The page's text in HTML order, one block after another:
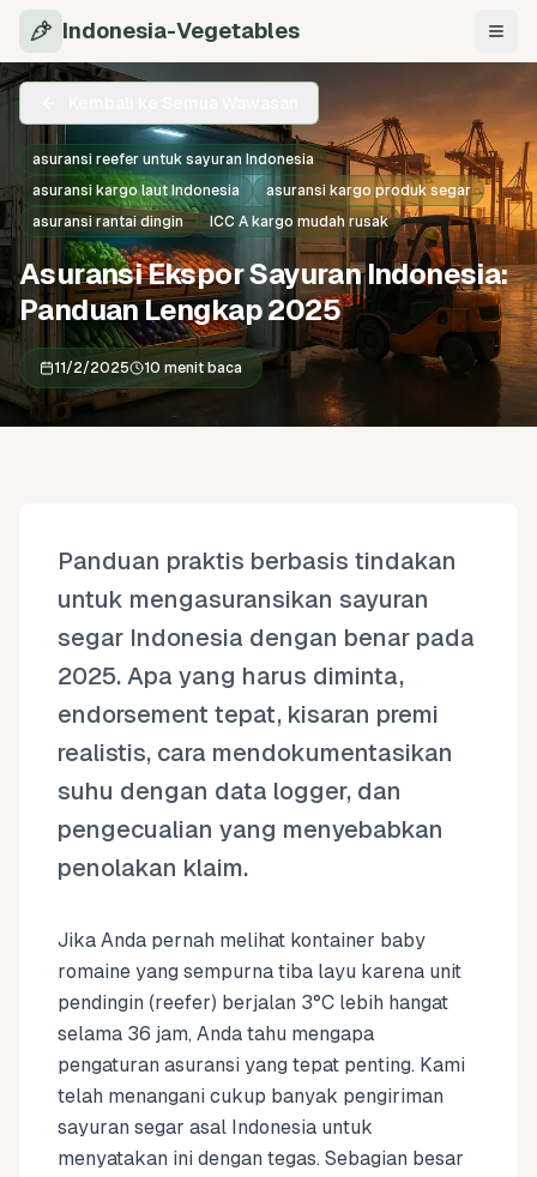
Indonesia-Vegetables
asuransi reefer untuk sayuran Indonesia
asuransi kargo laut Indonesia
asuransi kargo produk segar
asuransi rantai dingin
ICC A kargo mudah rusak
Asuransi Ekspor Sayuran Indonesia:
Panduan Lengkap 2025
11/2/2025 10 menit baca
Panduan praktis berbasis tindakan
untuk mengasuransikan sayuran
segar Indonesia dengan benar pada
2025. Apa yang harus diminta,
endorsement tepat, kisaran premi
realistis, cara mendokumentasikan
suhu dengan data logger, dan
pengecualian yang menyebabkan
penolakan klaim.
Jika Anda pernah melihat kontainer baby
romaine yang sempurna tiba layu karena unit
pendingin (reefer) berjalan 3°C lebih hangat
selama 36 jam, Anda tahu mengapa
pengaturan asuransi yang tepat penting. Kami
telah menangani cukup banyak pengiriman
sayuran segar asal Indonesia untuk
menyatakan ini dengan tegas. Sebagian besar